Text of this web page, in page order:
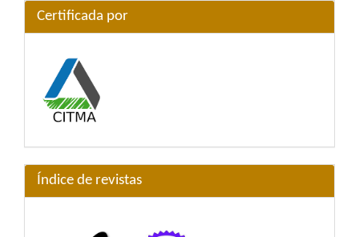
Certificada por
Índice de revistas